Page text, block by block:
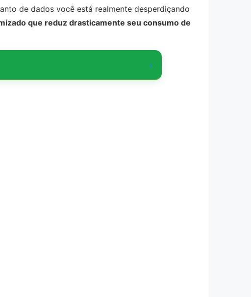
de dados você está realmente desperdiçando
que reduz drasticamente seu consumo de
›